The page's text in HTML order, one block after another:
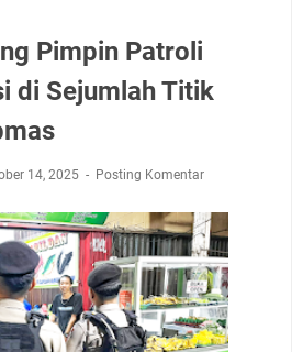
Pimpin Patroli
di Sejumlah Titik
14, 2025 Posting Komentar